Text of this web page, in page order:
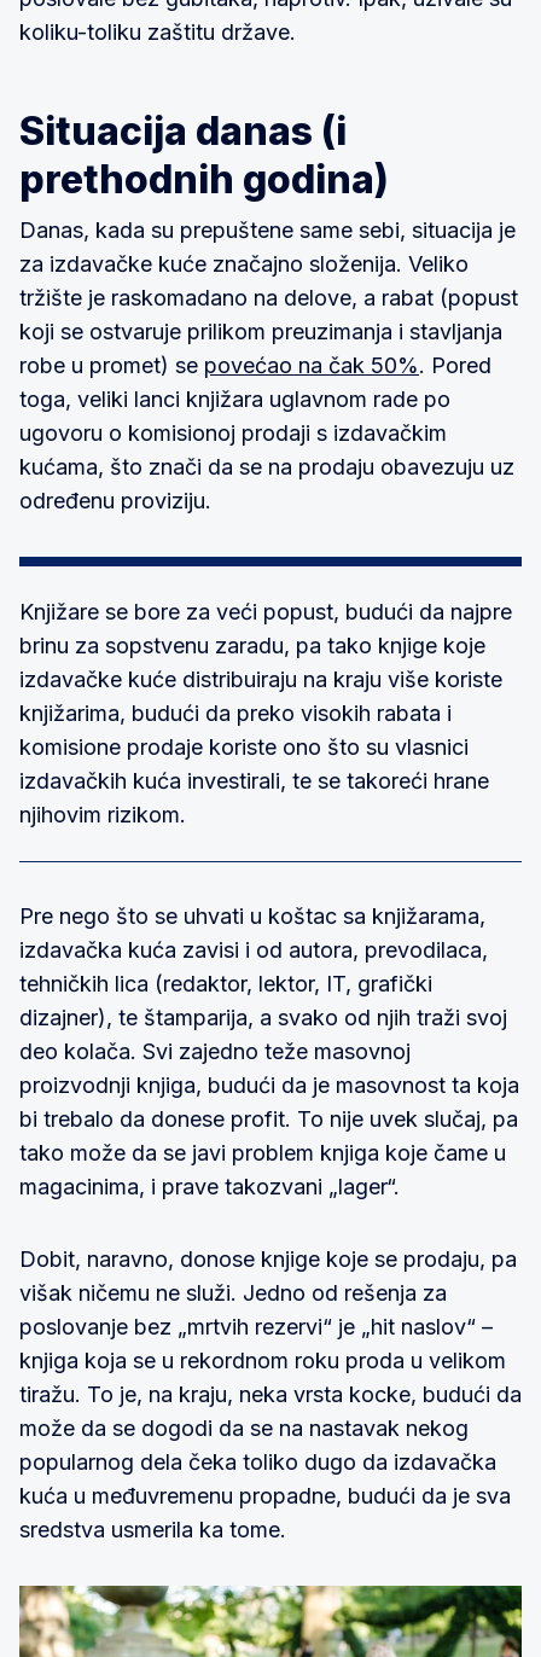
koliku-toliku zaštitu države.
Situacija danas (i
prethodnih godina)
Danas, kada su prepuštene same sebi, situacija je
za izdavačke kuće značajno složenija. Veliko
tržište je raskomadano na delove, a rabat (popust
koji se ostvaruje prilikom preuzimanja i stavljanja
robe u promet) se povećao na čak 50%. Pored
toga, veliki lanci knjižara uglavnom rade po
ugovoru o komisionoj prodaji s izdavačkim
kućama, što znači da se na prodaju obavezuju uz
određenu proviziju.
Knjižare se bore za veći popust, budući da najpre
brinu za sopstvenu zaradu, pa tako knjige koje
izdavačke kuće distribuiraju na kraju više koriste
knjižarima, budući da preko visokih rabata i
komisione prodaje koriste ono što su vlasnici
izdavačkih kuća investirali, te se takoreći hrane
njihovim rizikom.
Pre nego što se uhvati u koštac sa knjižarama,
izdavačka kuća zavisi i od autora, prevodilaca,
tehničkih lica (redaktor, lektor, IT, grafički
dizajner), te štamparija, a svako od njih traži svoj
deo kolača. Svi zajedno teže masovnoj
proizvodnji knjiga, budući da je masovnost ta koja
bi trebalo da donese profit. To nije uvek slučaj, pa
tako može da se javi problem knjiga koje čame u
magacinima, i prave takozvani „lager“.
Dobit, naravno, donose knjige koje se prodaju, pa
višak ničemu ne služi. Jedno od rešenja za
poslovanje bez „mrtvih rezervi“ je „hit naslov“ –
knjiga koja se u rekordnom roku proda u velikom
tiražu. To je, na kraju, neka vrsta kocke, budući da
može da se dogodi da se na nastavak nekog
popularnog dela čeka toliko dugo da izdavačka
kuća u međuvremenu propadne, budući da je sva
sredstva usmerila ka tome.